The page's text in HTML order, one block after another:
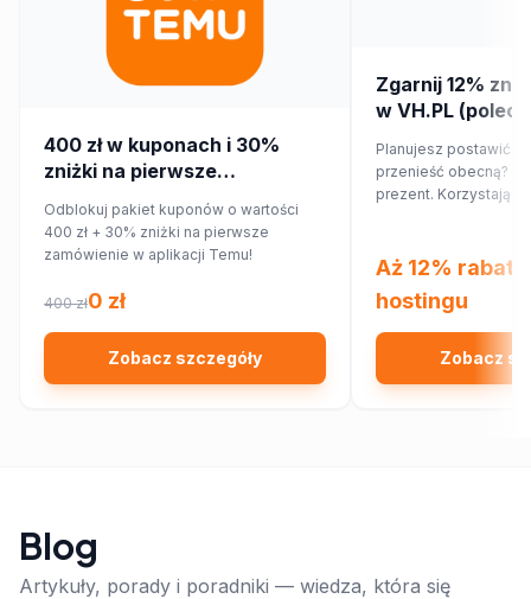
400 zł w kuponach i 30%
zniżki na pierwsze
Odblokuj pakiet kuponów o wartości
400 zł + 30% zniżki na pierwsze
zamówienie w aplikacji Temu!
400 zł0 zł
Zobacz szczegóły
Zgarnij 12%
w VH.PL
Planujesz postawić
przenieść obecną?
prezent. Korzystając
Aż 12%
hostingu
Zobacz
Blog
Artykuły, porady i poradniki — wiedza, która się